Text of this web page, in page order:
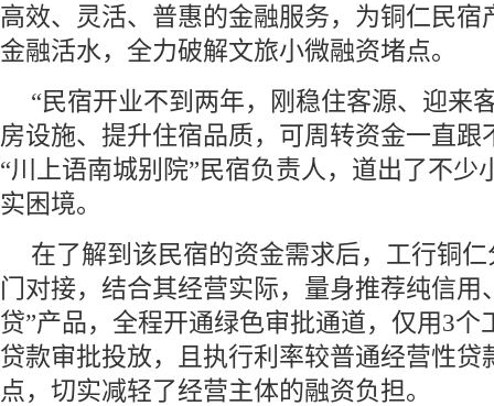
高效、灵活、普惠的金融服务，为铜仁民宿
金融活水，全力破解文旅小微融资堵点。
“民宿开业不到两年，刚稳住客源、迎来
房设施、提升住宿品质，可周转资金一直跟
“川上语南城别院”民宿负责人，道出了不少
实困境。
在了解到该民宿的资金需求后，工行铜
门对接，结合其经营实际，量身推荐纯信用
贷”产品，全程开通绿色审批通道，仅用3个
贷款审批投放，且执行利率较普通经营性贷
点，切实减轻了经营主体的融资负担。